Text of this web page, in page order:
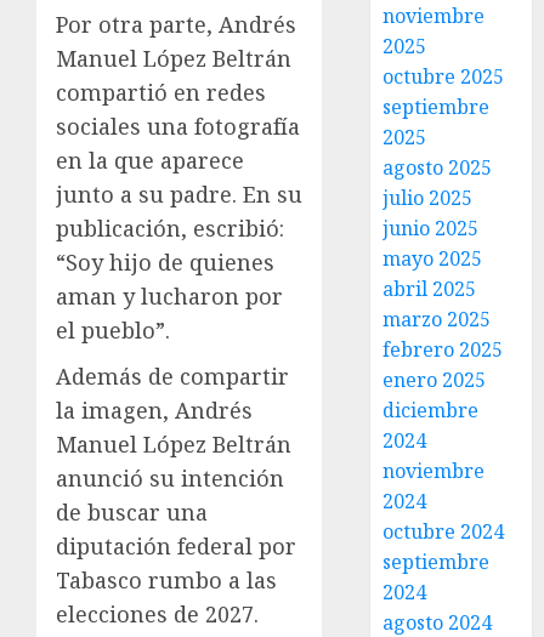
Por otra parte, Andrés
Manuel López Beltrán
compartió en redes
sociales una fotografía
en la que aparece
junto a su padre. En su
publicación, escribió:
“Soy hijo de quienes
aman y lucharon por
el pueblo”.
Además de compartir
la imagen, Andrés
Manuel López Beltrán
anunció su intención
de buscar una
diputación federal por
Tabasco rumbo a las
elecciones de 2027.
noviembre
2025
octubre 2025
septiembre
2025
agosto 2025
julio 2025
junio 2025
mayo 2025
abril 2025
marzo 2025
febrero 2025
enero 2025
diciembre
2024
noviembre
2024
octubre 2024
septiembre
2024
agosto 2024